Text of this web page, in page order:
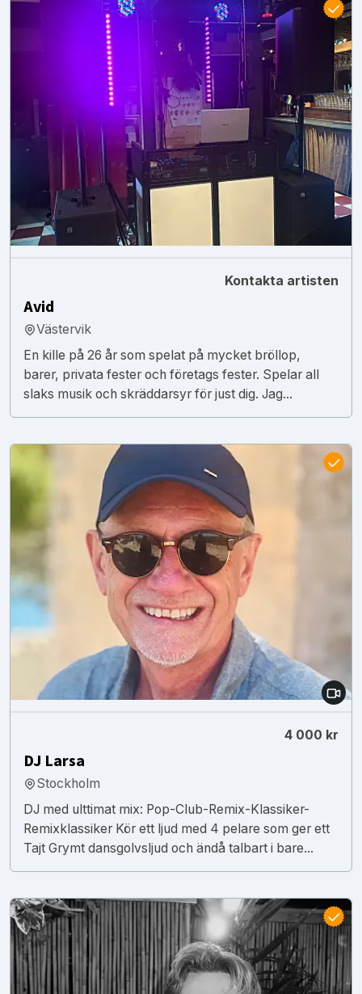
Kontakta artisten
Avid
Västervik
En kille på 26 år som spelat på mycket bröllop,
barer, privata fester och företags fester. Spelar all
slaks musik och skräddarsyr för just dig. Jag...
4 000 kr
DJ Larsa
Stockholm
DJ med ulttimat mix: Pop-Club-Remix-Klassiker-
Remixklassiker Kör ett ljud med 4 pelare som ger ett
Tajt Grymt dansgolvsljud och ändå talbart i bare...